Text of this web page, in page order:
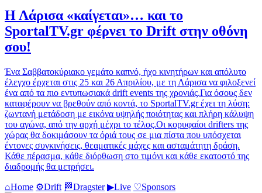
Η Λάρισα «καίγεται»… και το
SportalTV.gr φέρνει το Drift στην οθόνη
σου!
Ένα Σαββατοκύριακο γεμάτο καπνό, ήχο κινητήρων και απόλυτο
έλεγχο έρχεται στις 25 και 26 Απριλίου, με τη Λάρισα να φιλοξενεί
ένα από τα πιο εντυπωσιακά drift events της χρονιάς.Για όσους δεν
καταφέρουν να βρεθούν από κοντά, το SportalTV.gr έχει τη λύση:
ζωντανή μετάδοση με εικόνα υψηλής ποιότητας και πλήρη κάλυψη
του αγώνα, από την αρχή μέχρι το τέλος.Οι κορυφαίοι drifters της
χώρας θα δοκιμάσουν τα όριά τους σε μια πίστα που υπόσχεται
έντονες συγκινήσεις, θεαματικές μάχες και ασταμάτητη δράση.
Κάθε πέρασμα, κάθε διόρθωση στο τιμόνι και κάθε εκατοστό της
διαδρομής θα μετρήσει.
⌂Home ⚙Drift 🏁Dragster ▶Live ♡Sponsors